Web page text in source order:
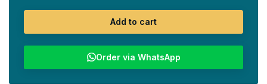
Add to cart
Order via WhatsApp